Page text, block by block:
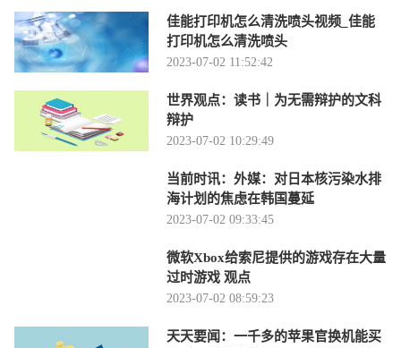
佳能打印机怎么清洗喷头视频_佳能
打印机怎么清洗喷头
2023-07-02 11:52:42
世界观点：读书｜为无需辩护的文科
辩护
2023-07-02 10:29:49
当前时讯：外媒：对日本核污染水排
海计划的焦虑在韩国蔓延
2023-07-02 09:33:45
微软Xbox给索尼提供的游戏存在大量
过时游戏 观点
2023-07-02 08:59:23
天天要闻：一千多的苹果官换机能买